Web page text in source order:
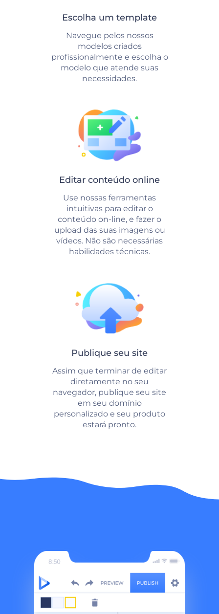
Escolha um template
Navegue pelos nossos
modelos criados
profissionalmente e escolha o
modelo que atende suas
necessidades.
Editar conteúdo online
Use nossas ferramentas
intuitivas para editar o
conteúdo on-line, e fazer o
upload das suas imagens ou
vídeos. Não são necessárias
habilidades técnicas.
Publique seu site
Assim que terminar de editar
diretamente no seu
navegador, publique seu site
em seu domínio
personalizado e seu produto
estará pronto.